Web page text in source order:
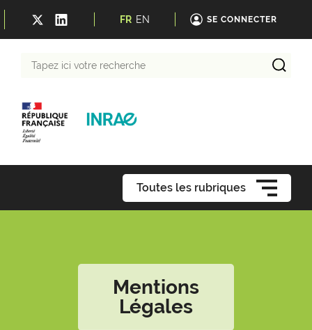
FR EN SE CONNECTER
Toutes les rubriques
Mentions
Légales